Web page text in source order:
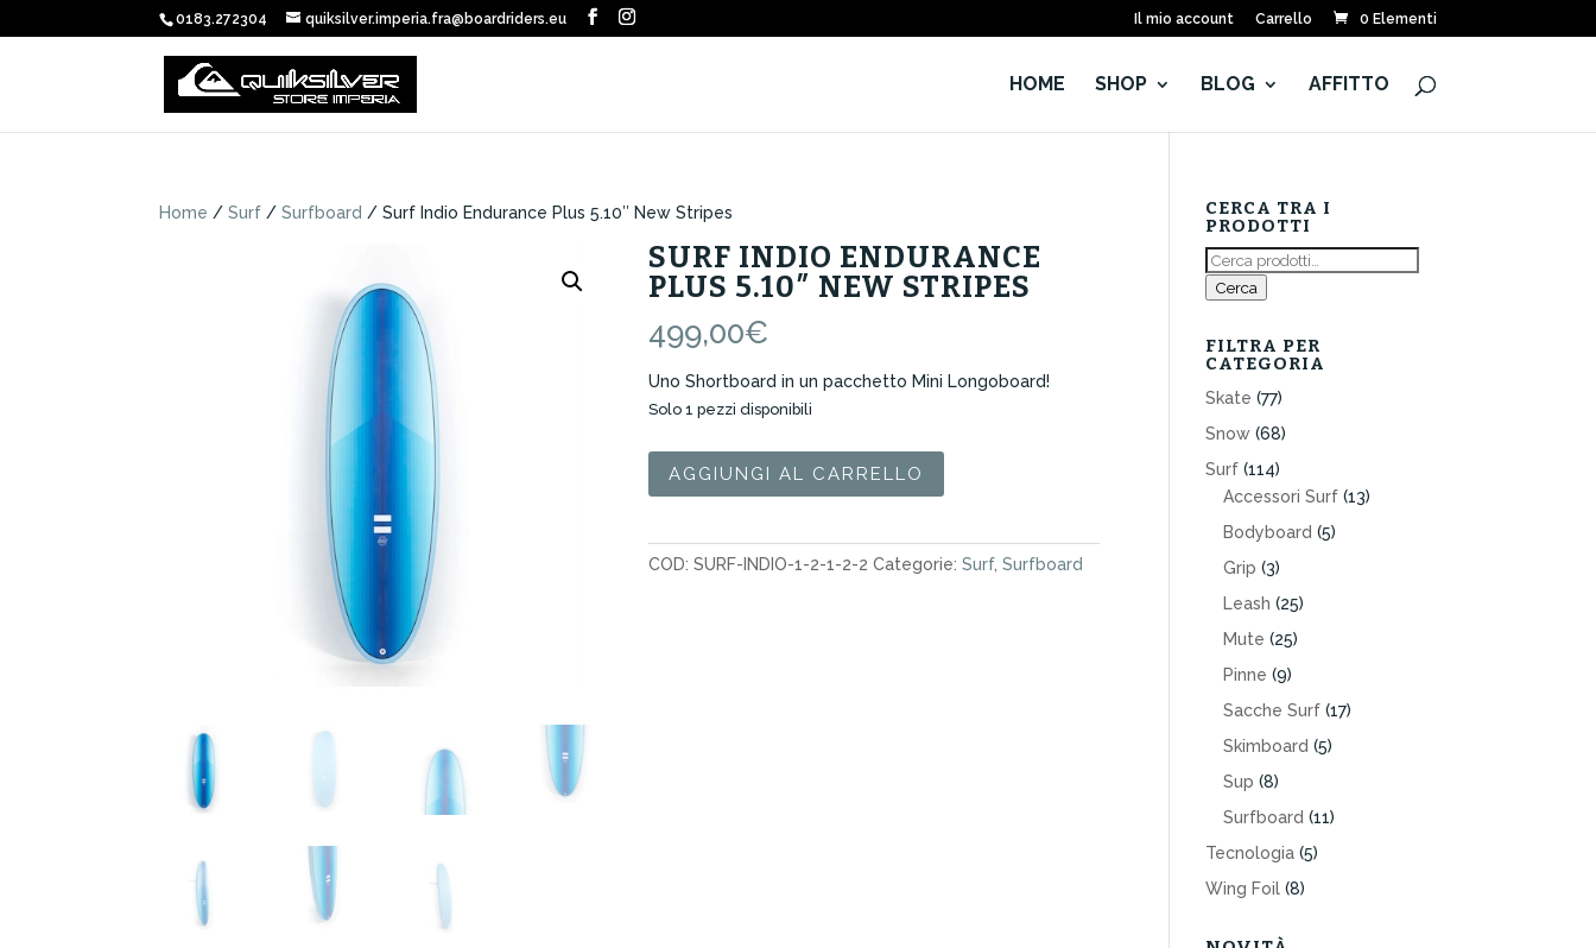
0183.272304 quiksilver.imperia.fra@boardriders.eu Il mio account Carrello 0 Elementi
HOME SHOP BLOG AFFITTO
Home /Surf /Surfboard / Surf Indio Endurance Plus 5.10″ New Stripes
SURF INDIO ENDURANCE
PLUS 5.10″ NEW STRIPES
499,00€
Uno Shortboard in un pacchetto Mini Longoboard!
Solo 1 pezzi disponibili
Surf
Indio
Plus
5.10"
AGGIUNGI AL CARRELLO
COD:SURF-INDIO-1-2-1-2-2 Categorie:Surf,Surfboard
CERCA TRA I
PRODOTTI
Cerca:
Cerca
FILTRA PER
CATEGORIA
Skate (77)
Snow (68)
Surf (114)
Accessori Surf (13)
Bodyboard (5)
Grip (3)
Leash (25)
Mute (25)
Pinne (9)
Sacche Surf (17)
Skimboard (5)
Sup (8)
Surfboard (11)
Tecnologia (5)
Wing Foil (8)